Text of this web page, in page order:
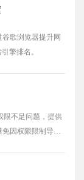
歌浏览器提升网
擎排名。
限不足问题，提供
因权限限制导致